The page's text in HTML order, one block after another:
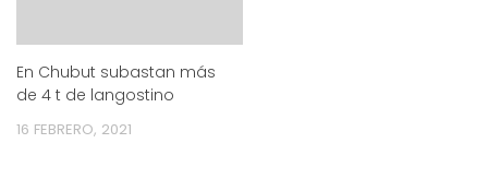
En Chubut subastan más
de 4 t de langostino
16 FEBRERO, 2021